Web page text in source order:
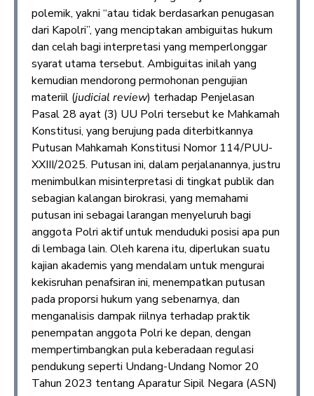
polemik, yakni “atau tidak berdasarkan penugasan
dari Kapolri”, yang menciptakan ambiguitas hukum
dan celah bagi interpretasi yang memperlonggar
syarat utama tersebut. Ambiguitas inilah yang
kemudian mendorong permohonan pengujian
materiil (judicial review) terhadap Penjelasan
Pasal 28 ayat (3) UU Polri tersebut ke Mahkamah
Konstitusi, yang berujung pada diterbitkannya
Putusan Mahkamah Konstitusi Nomor 114/PUU-
XXIII/2025. Putusan ini, dalam perjalanannya, justru
menimbulkan misinterpretasi di tingkat publik dan
sebagian kalangan birokrasi, yang memahami
putusan ini sebagai larangan menyeluruh bagi
anggota Polri aktif untuk menduduki posisi apa pun
di lembaga lain. Oleh karena itu, diperlukan suatu
kajian akademis yang mendalam untuk mengurai
kekisruhan penafsiran ini, menempatkan putusan
pada proporsi hukum yang sebenarnya, dan
menganalisis dampak riilnya terhadap praktik
penempatan anggota Polri ke depan, dengan
mempertimbangkan pula keberadaan regulasi
pendukung seperti Undang-Undang Nomor 20
Tahun 2023 tentang Aparatur Sipil Negara (ASN)